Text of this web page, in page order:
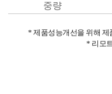
중량
* 제품성능개선을 위해 제
* 리모